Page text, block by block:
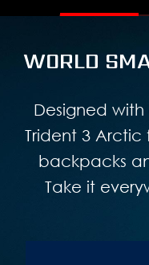
WORLD
Designed with
Trident 3 Arctic
backpacks
Take it